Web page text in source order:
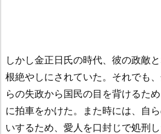
しかし金正日氏の時代、彼の政敵
根絶やしにされていた。それでも
らの失政から国民の目を背けるた
に拍車をかけた。また時には、自
いするため、愛人を口封じで処刑し